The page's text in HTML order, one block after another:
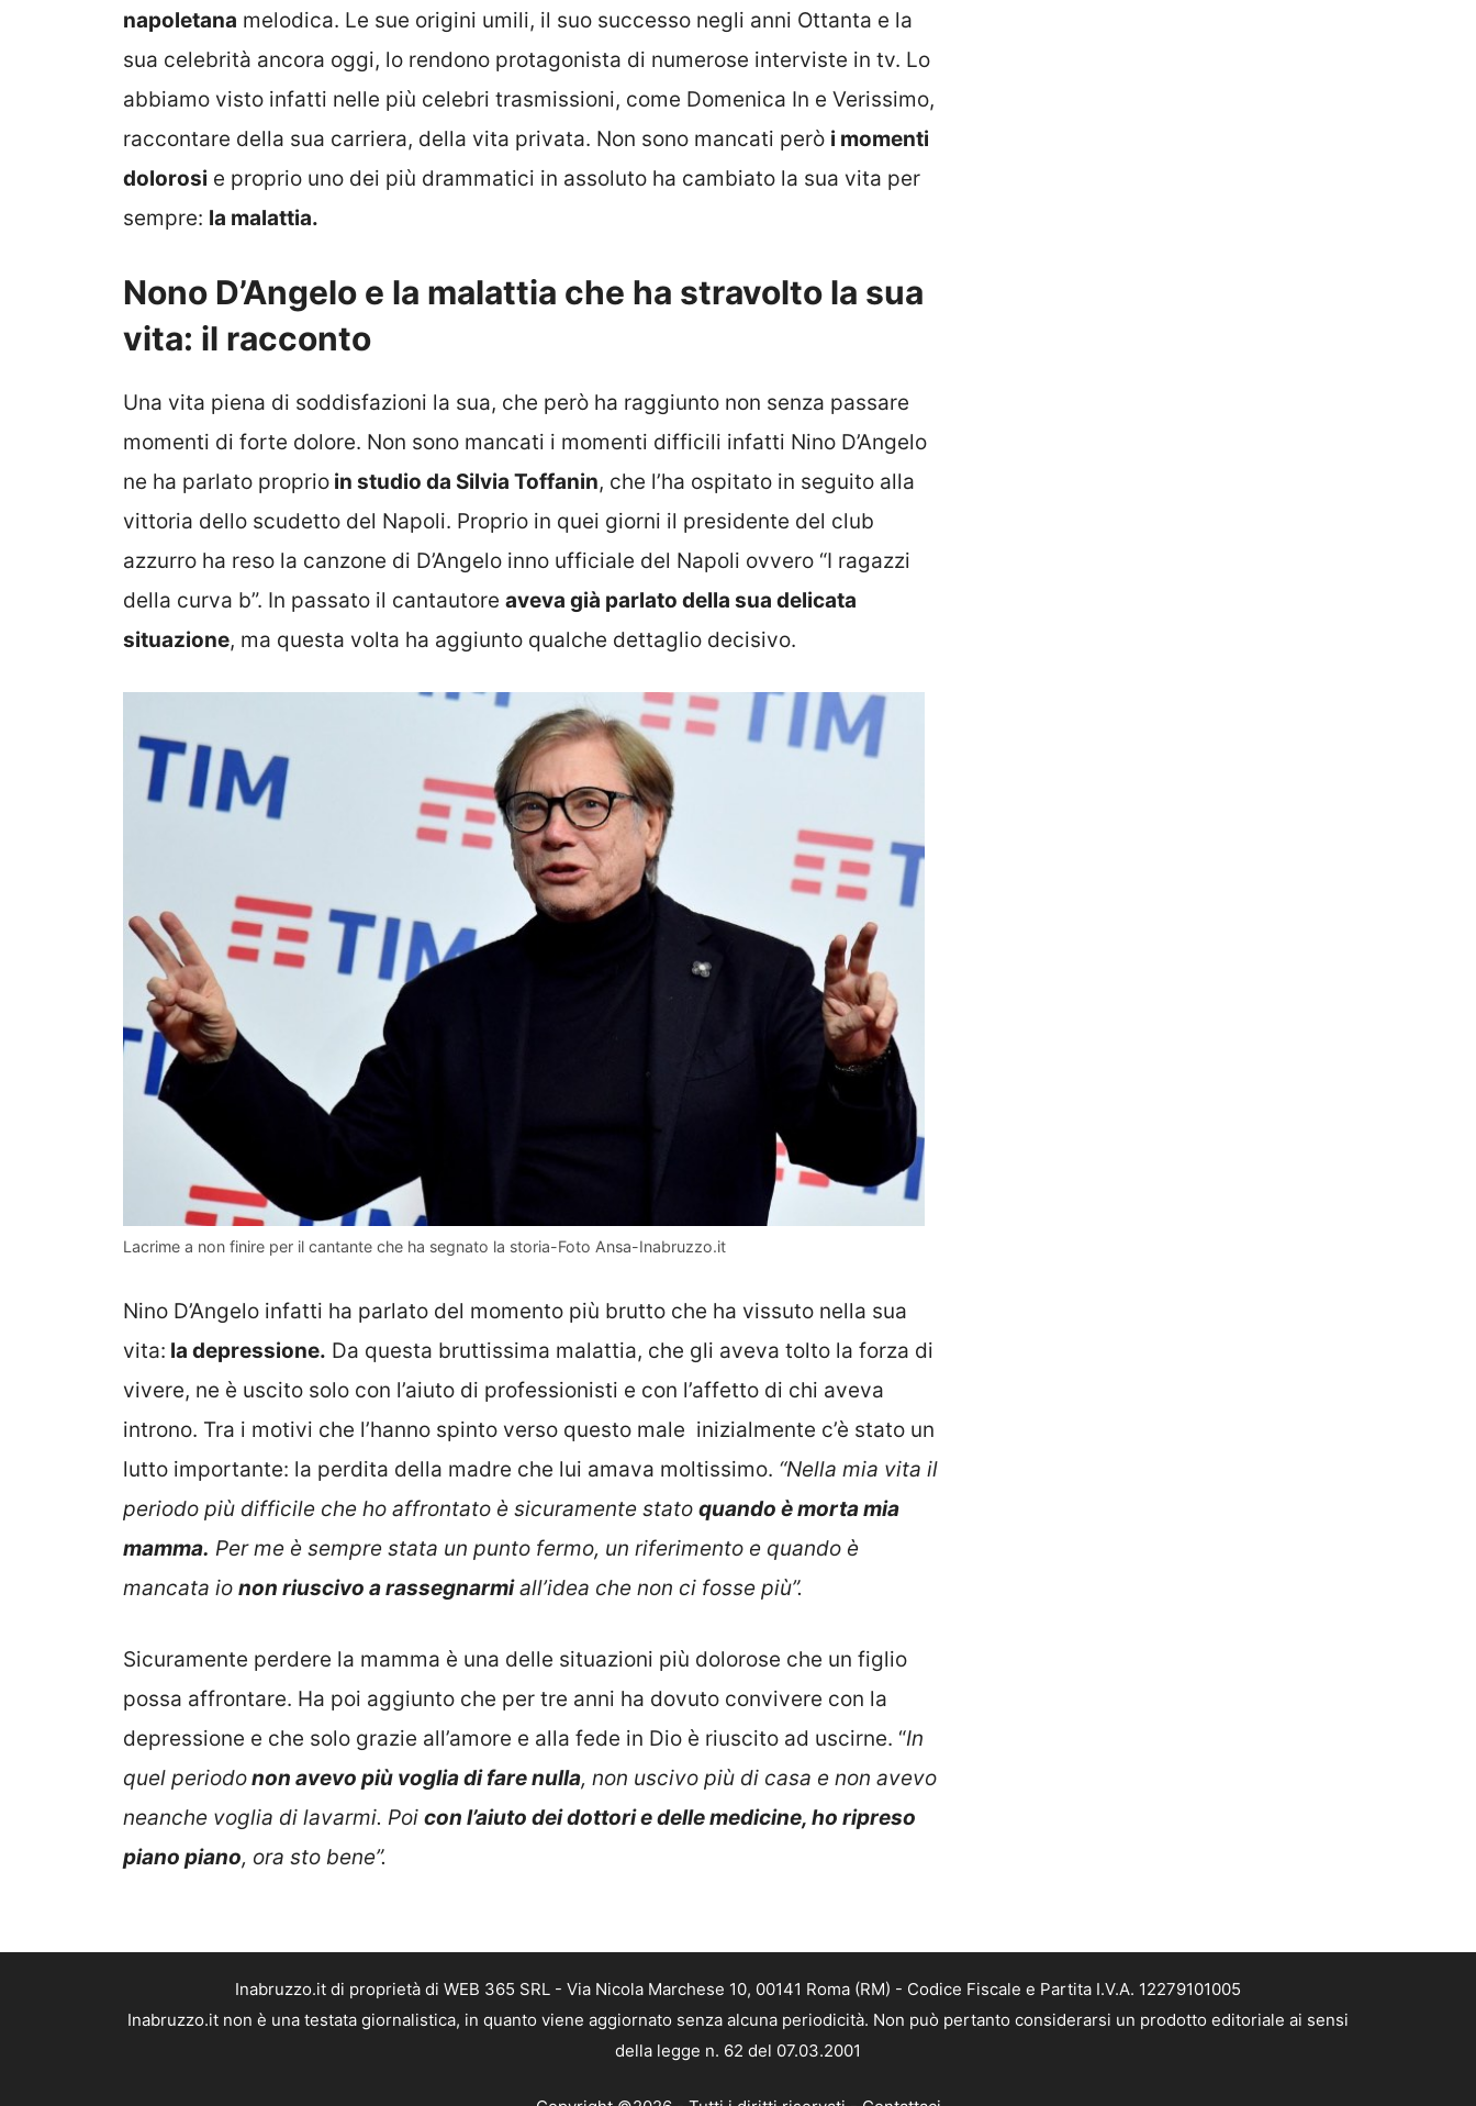
napoletana melodica. Le sue origini umili, il suo successo negli anni Ottanta e la
sua celebrità ancora oggi, lo rendono protagonista di numerose interviste in tv. Lo
abbiamo visto infatti nelle più celebri trasmissioni, come Domenica In e Verissimo,
raccontare della sua carriera, della vita privata. Non sono mancati però i momenti
dolorosi e proprio uno dei più drammatici in assoluto ha cambiato la sua vita per
sempre: la malattia.
Nono D’Angelo e la malattia che ha stravolto la sua
vita: il racconto
Una vita piena di soddisfazioni la sua, che però ha raggiunto non senza passare
momenti di forte dolore. Non sono mancati i momenti difficili infatti Nino D’Angelo
ne ha parlato proprio in studio da Silvia Toffanin, che l’ha ospitato in seguito alla
vittoria dello scudetto del Napoli. Proprio in quei giorni il presidente del club
azzurro ha reso la canzone di D’Angelo inno ufficiale del Napoli ovvero “I ragazzi
della curva b”. In passato il cantautore aveva già parlato della sua delicata
situazione, ma questa volta ha aggiunto qualche dettaglio decisivo.
Lacrime a non finire per il cantante che ha segnato la storia-Foto Ansa-Inabruzzo.it
Nino D’Angelo infatti ha parlato del momento più brutto che ha vissuto nella sua
vita: la depressione. Da questa bruttissima malattia, che gli aveva tolto la forza di
vivere, ne è uscito solo con l’aiuto di professionisti e con l’affetto di chi aveva
introno. Tra i motivi che l’hanno spinto verso questo male inizialmente c’è stato un
lutto importante: la perdita della madre che lui amava moltissimo. “Nella mia vita il
periodo più difficile che ho affrontato è sicuramente stato quando è morta mia
mamma. Per me è sempre stata un punto fermo, un riferimento e quando è
mancata io non riuscivo a rassegnarmiall’idea che non ci fosse più”.
Sicuramente perdere la mamma è una delle situazioni più dolorose che un figlio
possa affrontare. Ha poi aggiunto che per tre anni ha dovuto convivere con la
depressione e che solo grazie all’amore e alla fede in Dio è riuscito ad uscirne. “In
quel periodonon avevo più voglia di fare nulla, non uscivo più di casa e non avevo
neanche voglia di lavarmi. Poi con l’aiuto dei dottori e delle medicine, ho ripreso
piano piano, ora sto bene”.
Inabruzzo.it di proprietà di WEB 365 SRL - Via Nicola Marchese 10, 00141 Roma (RM) - Codice Fiscale e Partita I.V.A. 12279101005
Inabruzzo.it non è una testata giornalistica, in quanto viene aggiornato senza alcuna periodicità. Non può pertanto considerarsi un prodotto editoriale ai sensi
della legge n. 62 del 07.03.2001